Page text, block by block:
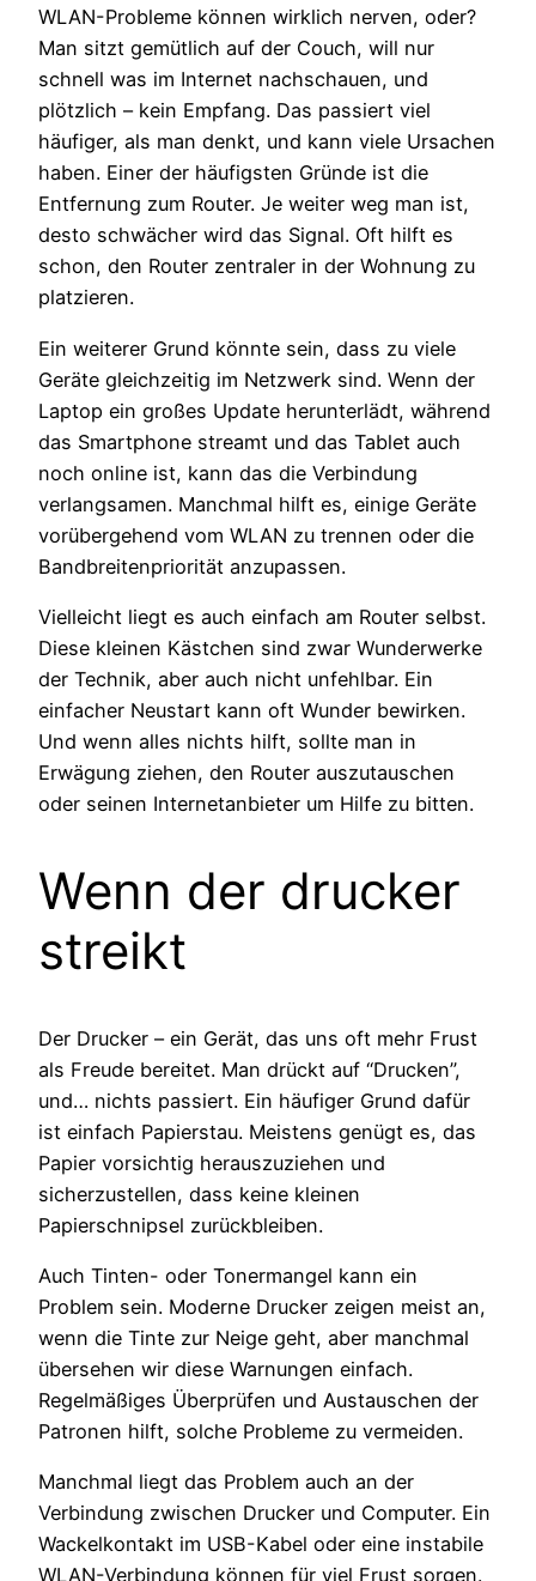
WLAN-Probleme können wirklich nerven, oder?
Man sitzt gemütlich auf der Couch, will nur
schnell was im Internet nachschauen, und
plötzlich – kein Empfang. Das passiert viel
häufiger, als man denkt, und kann viele Ursachen
haben. Einer der häufigsten Gründe ist die
Entfernung zum Router. Je weiter weg man ist,
desto schwächer wird das Signal. Oft hilft es
schon, den Router zentraler in der Wohnung zu
platzieren.
Ein weiterer Grund könnte sein, dass zu viele
Geräte gleichzeitig im Netzwerk sind. Wenn der
Laptop ein großes Update herunterlädt, während
das Smartphone streamt und das Tablet auch
noch online ist, kann das die Verbindung
verlangsamen. Manchmal hilft es, einige Geräte
vorübergehend vom WLAN zu trennen oder die
Bandbreitenpriorität anzupassen.
Vielleicht liegt es auch einfach am Router selbst.
Diese kleinen Kästchen sind zwar Wunderwerke
der Technik, aber auch nicht unfehlbar. Ein
einfacher Neustart kann oft Wunder bewirken.
Und wenn alles nichts hilft, sollte man in
Erwägung ziehen, den Router auszutauschen
oder seinen Internetanbieter um Hilfe zu bitten.
Wenn der drucker
streikt
Der Drucker – ein Gerät, das uns oft mehr Frust
als Freude bereitet. Man drückt auf “Drucken”,
und… nichts passiert. Ein häufiger Grund dafür
ist einfach Papierstau. Meistens genügt es, das
Papier vorsichtig herauszuziehen und
sicherzustellen, dass keine kleinen
Papierschnipsel zurückbleiben.
Auch Tinten- oder Tonermangel kann ein
Problem sein. Moderne Drucker zeigen meist an,
wenn die Tinte zur Neige geht, aber manchmal
übersehen wir diese Warnungen einfach.
Regelmäßiges Überprüfen und Austauschen der
Patronen hilft, solche Probleme zu vermeiden.
Manchmal liegt das Problem auch an der
Verbindung zwischen Drucker und Computer. Ein
Wackelkontakt im USB-Kabel oder eine instabile
WLAN-Verbindung können für viel Frust sorgen.